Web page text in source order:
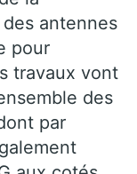
antennes
pour
travaux vont
des
par